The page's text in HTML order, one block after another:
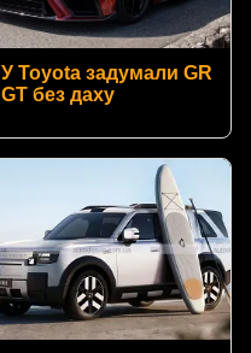
У Toyota задумали GR
GT без даху